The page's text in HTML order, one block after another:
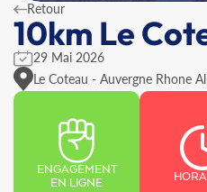
Retour
10km Le
29 Mai 2026
Le Coteau - Auvergne Rhone
ENGAGEMENT
EN LIGNE